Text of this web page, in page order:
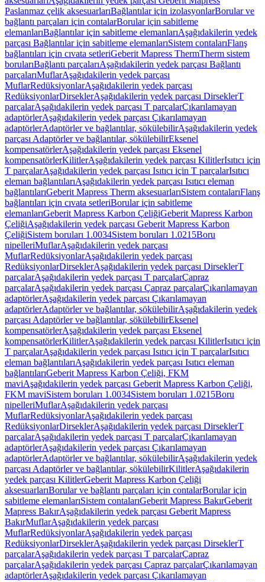
Paslanmaz çelik aksesuarlarıBağlantılar için izolasyonlarBorular ve
bağlantı parçaları için contalarBorular için sabitleme
elemanlarıBağlantılar için sabitleme elemanlarıAşağıdakilerin yedek
parçası Bağlantılar için sabitleme elemanlarıSistem contalarıFlanş
bağlantıları için cıvata setleriGeberit Mapress ThermTherm sistem
borularıBağlantı parçalarıAşağıdakilerin yedek parçası Bağlantı
parçalarıMuflarAşağıdakilerin yedek parçası
MuflarRedüksiyonlarAşağıdakilerin yedek parçası
RedüksiyonlarDirseklerAşağıdakilerin yedek parçası DirseklerT
parçalarAşağıdakilerin yedek parçası T parçalarÇıkarılamayan
adaptörlerAşağıdakilerin yedek parçası Çıkarılamayan
adaptörlerAdaptörler ve bağlantılar, sökülebilirAşağıdakilerin yedek
parçası Adaptörler ve bağlantılar, sökülebilirEksenel
kompensatörlerAşağıdakilerin yedek parçası Eksenel
kompensatörlerKilitlerAşağıdakilerin yedek parçası KilitlerIsıtıcı için
T parçalarAşağıdakilerin yedek parçası Isıtıcı için T parçalarIsıtıcı
eleman bağlantılarıAşağıdakilerin yedek parçası Isıtıcı eleman
bağlantılarıGeberit Mapress Therm aksesuarlarıSistem contalarıFlanş
bağlantıları için cıvata setleriBorular için sabitleme
elemanlarıGeberit Mapress Karbon ÇeliğiGeberit Mapress Karbon
ÇeliğiAşağıdakilerin yedek parçası Geberit Mapress Karbon
ÇeliğiSistem boruları 1.0034Sistem boruları 1.0215Boru
nipelleriMuflarAşağıdakilerin yedek parçası
MuflarRedüksiyonlarAşağıdakilerin yedek parçası
RedüksiyonlarDirseklerAşağıdakilerin yedek parçası DirseklerT
parçalarAşağıdakilerin yedek parçası T parçalarÇapraz
parçalarAşağıdakilerin yedek parçası Çapraz parçalarÇıkarılamayan
adaptörlerAşağıdakilerin yedek parçası Çıkarılamayan
adaptörlerAdaptörler ve bağlantılar, sökülebilirAşağıdakilerin yedek
parçası Adaptörler ve bağlantılar, sökülebilirEksenel
kompensatörlerAşağıdakilerin yedek parçası Eksenel
kompensatörlerKilitlerAşağıdakilerin yedek parçası KilitlerIsıtıcı için
T parçalarAşağıdakilerin yedek parçası Isıtıcı için T parçalarIsıtıcı
eleman bağlantılarıAşağıdakilerin yedek parçası Isıtıcı eleman
bağlantılarıGeberit Mapress Karbon Çeliği, FKM
maviAşağıdakilerin yedek parçası Geberit Mapress Karbon Çeliği,
FKM maviSistem boruları 1.0034Sistem boruları 1.0215Boru
nipelleriMuflarAşağıdakilerin yedek parçası
MuflarRedüksiyonlarAşağıdakilerin yedek parçası
RedüksiyonlarDirseklerAşağıdakilerin yedek parçası DirseklerT
parçalarAşağıdakilerin yedek parçası T parçalarÇıkarılamayan
adaptörlerAşağıdakilerin yedek parçası Çıkarılamayan
adaptörlerAdaptörler ve bağlantılar, sökülebilirAşağıdakilerin yedek
parçası Adaptörler ve bağlantılar, sökülebilirKilitlerAşağıdakilerin
yedek parçası KilitlerGeberit Mapress Karbon Çeliği
aksesuarlarıBorular ve bağlantı parçaları için contalarBorular için
sabitleme elemanlarıSistem contalarıGeberit Mapress BakırGeberit
Mapress BakırAşağıdakilerin yedek parçası Geberit Mapress
BakırMuflarAşağıdakilerin yedek parçası
MuflarRedüksiyonlarAşağıdakilerin yedek parçası
RedüksiyonlarDirseklerAşağıdakilerin yedek parçası DirseklerT
parçalarAşağıdakilerin yedek parçası T parçalarÇapraz
parçalarAşağıdakilerin yedek parçası Çapraz parçalarÇıkarılamayan
adaptörlerAşağıdakilerin yedek parçası Çıkarılamayan